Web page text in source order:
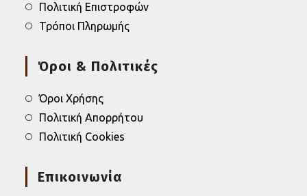
Πολιτική Επιστροφών
Τρόποι Πληρωμής
Όροι & Πολιτικές
Όροι Χρήσης
Πολιτική Απορρήτου
Πολιτική Cookies
Επικοινωνία